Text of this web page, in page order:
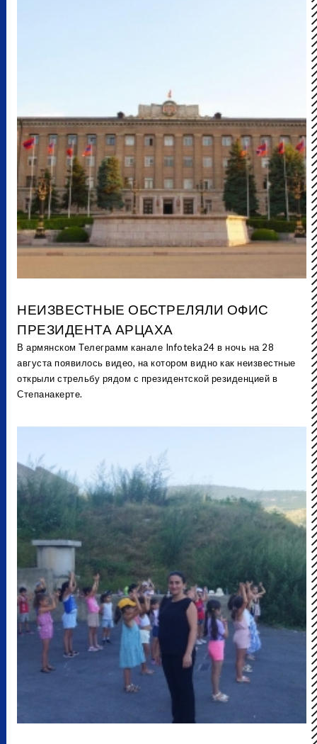
НЕИЗВЕСТНЫЕ ОБСТРЕЛЯЛИ ОФИС
ПРЕЗИДЕНТА АРЦАХА
В армянском Телеграмм канале Infoteka24 в ночь на 28
августа появилось видео, на котором видно как неизвестные
открыли стрельбу рядом с президентской резиденцией в
Степанакерте.